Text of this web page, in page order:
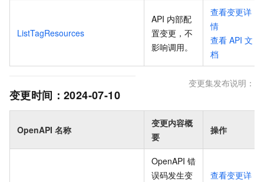
ListTagResources
API 内部配
置变更，不
影响调用。
查看变更详
情
查看 API 文
档
变更时间： 2024-07-10
变更集发布说明：
OpenAPI 名称
变更内容概
要
操作
OpenAPI 错
误码发生变
查看变更详